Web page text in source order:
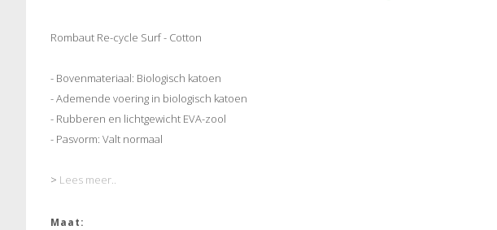
Rombaut Re-cycle Surf - Cotton
- Bovenmateriaal: Biologisch katoen
- Ademende voering in biologisch katoen
- Rubberen en lichtgewicht EVA-zool
- Pasvorm: Valt normaal
> Lees meer..
Maat: